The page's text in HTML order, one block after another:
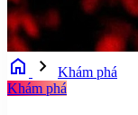
home chevron_right
Khám phá
Khám phá